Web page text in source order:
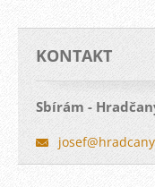
KONTAKT
Sbírám -
josef@hr